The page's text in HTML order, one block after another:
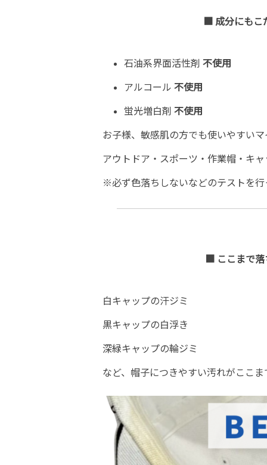
■ 成分にもこ
石油系界面活性剤 不使用
アルコール 不使用
蛍光増白剤 不使用
お子様、敏感肌の方でも使いやすい
アウトドア・スポーツ・作業帽・キ
※必ず色落ちしないなどのテストを
■ ここまで落
白キャップの汗ジミ
黒キャップの白浮き
深緑キャップの輪ジミ
など、帽子につきやすい汚れがここま